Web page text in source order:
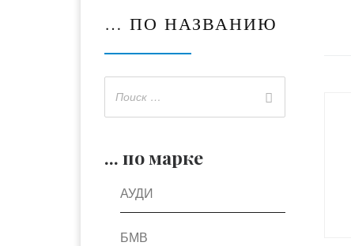
… ПО НАЗВАНИЮ
... по марке
АУДИ
БМВ